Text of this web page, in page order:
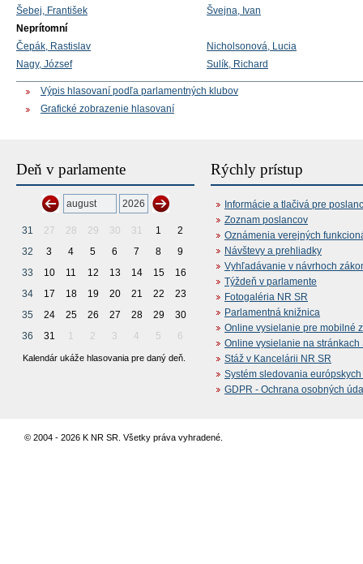
Šebej, František
Švejna, Ivan
Neprítomní
Čepák, Rastislav
Nicholsonová, Lucia
Nagy, József
Sulík, Richard
Výpis hlasovaní podľa parlamentných klubov
Grafické zobrazenie hlasovaní
Deň v parlamente
31 27 28 29 30 31 1
2
32
3 4 5 6 7 8
9
33
10 11 12 13 14 15
16
34
17 18 19 20 21 22
23
35
24 25 26 27 28 29
30
36
31 1 2 3 4 5 6
Kalendár ukáže hlasovania pre daný deň.
Rýchly prístup
Informácie a tlačivá pre
Zoznam poslancov
Oznámenia verejných
Návštevy a prehliadky
Vyhľadávanie v návrhoch
Týždeň v parlamente
Fotogaléria NR SR
Parlamentná knižnica
Online vysielanie pre mobilné
Online vysielanie na stránkach
Stáž v Kancelárii NR SR
Systém sledovania
GDPR - Ochrana osobných
© 2004 - 2026 K NR SR. Všetky práva vyhradené.